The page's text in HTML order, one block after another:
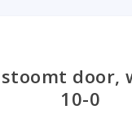
door,
10-0